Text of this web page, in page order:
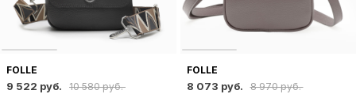
FOLLE
9 522 руб.
10 580 руб.
FOLLE
8 073 руб.
8 970 руб.